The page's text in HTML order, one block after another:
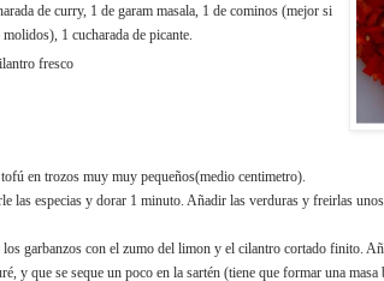
de curry, 1 de garam masala, 1 de cominos (mejor si
1 cucharada de picante.
fresco
en trozos muy muy pequeños(medio centimetro).
las especias y dorar 1 minuto. Añadir las verduras y freirlas
garbanzos con el zumo del limon y el cilantro cortado finito.
y que se seque un poco en la sartén (tiene que formar una masa